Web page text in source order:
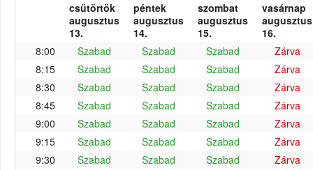
csütörtök
augusztus
13.
péntek
augusztus
14.
szombat
augusztus
15.
vasárnap
augusztus
16.
8:00
Szabad Szabad Szabad
Zárva
8:15
Szabad Szabad Szabad
Zárva
8:30
Szabad Szabad Szabad
Zárva
8:45
Szabad Szabad Szabad
Zárva
9:00
Szabad Szabad Szabad
Zárva
9:15
Szabad Szabad Szabad
Zárva
9:30
Szabad Szabad Szabad
Zárva